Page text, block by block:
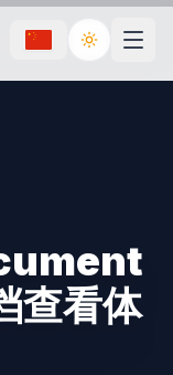
Toggle
查看体